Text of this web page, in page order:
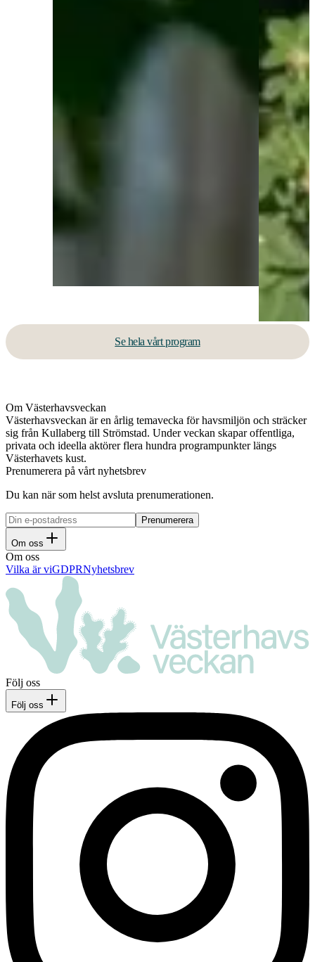
Se hela vårt program
Om Västerhavsveckan
Västerhavsveckan är en årlig temavecka för havsmiljön och sträcker
sig från Kullaberg till Strömstad. Under veckan skapar offentliga,
privata och ideella aktörer flera hundra programpunkter längs
Västerhavets kust.
Prenumerera på vårt nyhetsbrev
Du kan när som helst avsluta prenumerationen.
Om oss
Om oss
Vilka är viGDPRNyhetsbrev
Följ oss
Följ oss